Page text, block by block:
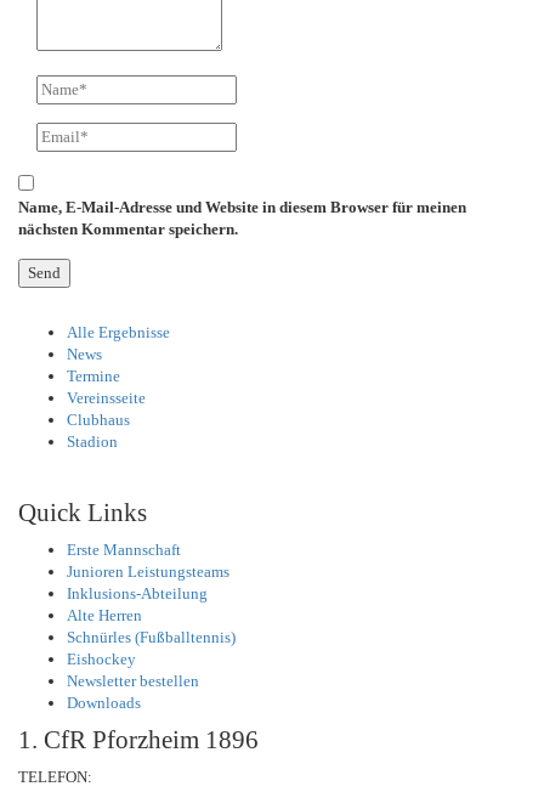
Name, E-Mail-Adresse und Website in diesem Browser für meinen
nächsten Kommentar speichern.
Alle Ergebnisse
News
Termine
Vereinsseite
Clubhaus
Stadion
Quick Links
Erste Mannschaft
Junioren Leistungsteams
Inklusions-Abteilung
Alte Herren
Schnürles (Fußballtennis)
Eishockey
Newsletter bestellen
Downloads
1. CfR Pforzheim 1896
TELEFON: